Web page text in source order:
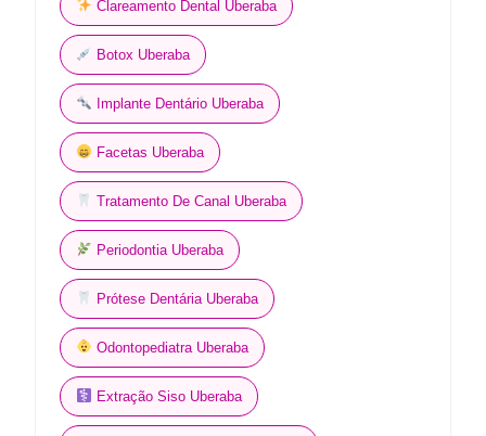
Clareamento Dental Uberaba
Botox Uberaba
Implante Dentário Uberaba
Facetas Uberaba
Tratamento De Canal Uberaba
Periodontia Uberaba
Prótese Dentária Uberaba
Odontopediatra Uberaba
Extração Siso Uberaba